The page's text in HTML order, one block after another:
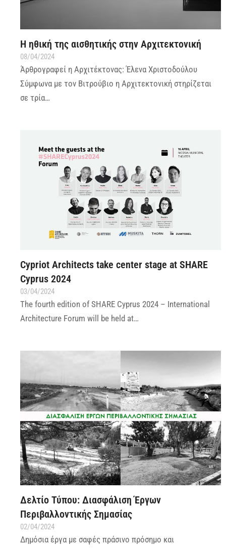
Η ηθική της αισθητικής στην Αρχιτεκτονική
08/04/2024
Άρθρογραφεί η Αρχιτέκτονας: Έλενα Χριστοδούλου
Σύμφωνα με τον Βιτρούβιο η Αρχιτεκτονική στηρίζεται
σε τρία…
Cypriot Αrchitects take center stage at SHARE
Cyprus 2024
03/04/2024
The fourth edition of SHARE Cyprus 2024 – International
Architecture Forum will be held at…
Δελτίο Τύπου: Διασφάλιση Έργων
Περιβαλλοντικής Σημασίας
02/04/2024
Δημόσια έργα με σαφές πράσινο πρόσημο και